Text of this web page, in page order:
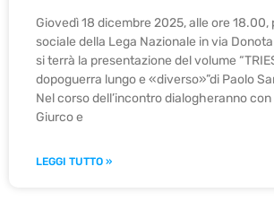
Giovedì 18 dicembre 2025, alle ore 18.00,
sociale della Lega Nazionale in via
si terrà la presentazione del volume
dopoguerra lungo e «diverso»”di Paolo
Nel corso dell’incontro dialogheranno con
Giurco e
LEGGI TUTTO »